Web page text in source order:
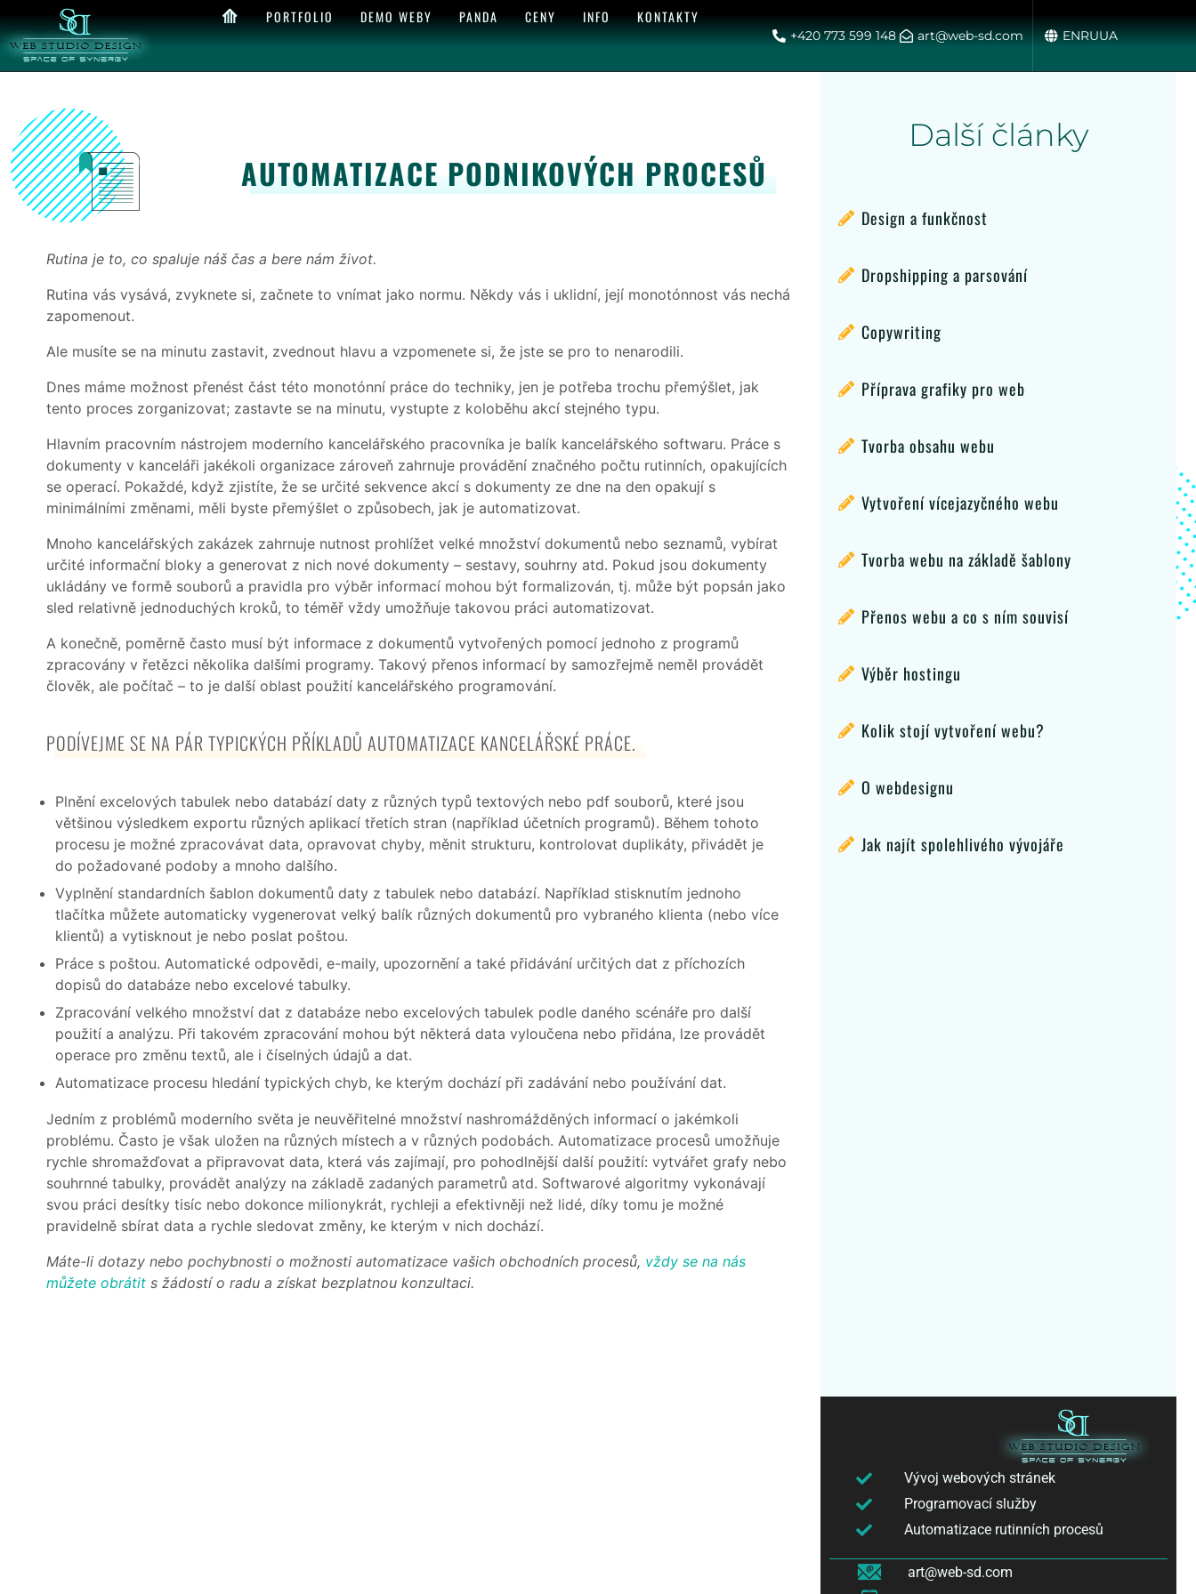
⟰ PORTFOLIO DEMO WEBY PANDA CENY INFO KONTAKTY
+420 773 599 148 art@web-sd.com ENRUUA
AUTOMATIZACE PODNIKOVÝCH PROCESŮ
Rutina je to, co spaluje náš čas a bere nám život.
Rutina vás vysává, zvyknete si, začnete to vnímat jako normu. Někdy vás i uklidní, její monotónnost vás nechá
zapomenout.
Ale musíte se na minutu zastavit, zvednout hlavu a vzpomenete si, že jste se pro to nenarodili.
Dnes máme možnost přenést část této monotónní práce do techniky, jen je potřeba trochu přemýšlet, jak
tento proces zorganizovat; zastavte se na minutu, vystupte z koloběhu akcí stejného typu.
Hlavním pracovním nástrojem moderního kancelářského pracovníka je balík kancelářského softwaru. Práce s
dokumenty v kanceláři jakékoli organizace zároveň zahrnuje provádění značného počtu rutinních, opakujících
se operací. Pokaždé, když zjistíte, že se určité sekvence akcí s dokumenty ze dne na den opakují s
minimálními změnami, měli byste přemýšlet o způsobech, jak je automatizovat.
Mnoho kancelářských zakázek zahrnuje nutnost prohlížet velké množství dokumentů nebo seznamů, vybírat
určité informační bloky a generovat z nich nové dokumenty – sestavy, souhrny atd. Pokud jsou dokumenty
ukládány ve formě souborů a pravidla pro výběr informací mohou být formalizován, tj. může být popsán jako
sled relativně jednoduchých kroků, to téměř vždy umožňuje takovou práci automatizovat.
A konečně, poměrně často musí být informace z dokumentů vytvořených pomocí jednoho z programů
zpracovány v řetězci několika dalšími programy. Takový přenos informací by samozřejmě neměl provádět
člověk, ale počítač – to je další oblast použití kancelářského programování.
PODÍVEJME SE NA PÁR TYPICKÝCH PŘÍKLADŮ AUTOMATIZACE KANCELÁŘSKÉ PRÁCE.
Plnění excelových tabulek nebo databází daty z různých typů textových nebo pdf souborů, které jsou
většinou výsledkem exportu různých aplikací třetích stran (například účetních programů). Během tohoto
procesu je možné zpracovávat data, opravovat chyby, měnit strukturu, kontrolovat duplikáty, přivádět je
do požadované podoby a mnoho dalšího.
Vyplnění standardních šablon dokumentů daty z tabulek nebo databází. Například stisknutím jednoho
tlačítka můžete automaticky vygenerovat velký balík různých dokumentů pro vybraného klienta (nebo více
klientů) a vytisknout je nebo poslat poštou.
Práce s poštou. Automatické odpovědi, e-maily, upozornění a také přidávání určitých dat z příchozích
dopisů do databáze nebo excelové tabulky.
Zpracování velkého množství dat z databáze nebo excelových tabulek podle daného scénáře pro další
použití a analýzu. Při takovém zpracování mohou být některá data vyloučena nebo přidána, lze provádět
operace pro změnu textů, ale i číselných údajů a dat.
Automatizace procesu hledání typických chyb, ke kterým dochází při zadávání nebo používání dat.
Jedním z problémů moderního světa je neuvěřitelné množství nashromážděných informací o jakémkoli
problému. Často je však uložen na různých místech a v různých podobách. Automatizace procesů umožňuje
rychle shromažďovat a připravovat data, která vás zajímají, pro pohodlnější další použití: vytvářet grafy nebo
souhrnné tabulky, provádět analýzy na základě zadaných parametrů atd. Softwarové algoritmy vykonávají
svou práci desítky tisíc nebo dokonce milionykrát, rychleji a efektivněji než lidé, díky tomu je možné
pravidelně sbírat data a rychle sledovat změny, ke kterým v nich dochází.
Máte-li dotazy nebo pochybnosti o možnosti automatizace vašich obchodních procesů, vždy se na nás
můžete obrátit s žádostí o radu a získat bezplatnou konzultaci.
Další články
Design a funkčnost
Dropshipping a parsování
Copywriting
Příprava grafiky pro web
Tvorba obsahu webu
Vytvoření vícejazyčného webu
Tvorba webu na základě šablony
Přenos webu a co s ním souvisí
Výběr hostingu
Kolik stojí vytvoření webu?
O webdesignu
Jak najít spolehlivého vývojáře
Vývoj webových stránek
Programovací služby
Automatizace rutinních procesů
art@web-sd.com